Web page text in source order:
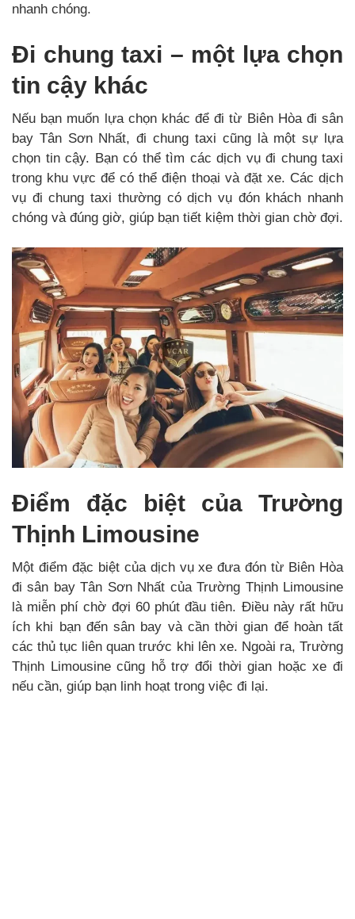
nhanh chóng.
Đi chung taxi – một lựa chọn
tin cậy khác
Nếu bạn muốn lựa chọn khác để đi từ Biên Hòa đi sân
bay Tân Sơn Nhất, đi chung taxi cũng là một sự lựa
chọn tin cậy. Bạn có thể tìm các dịch vụ đi chung taxi
trong khu vực để có thể điện thoại và đặt xe. Các dịch
vụ đi chung taxi thường có dịch vụ đón khách nhanh
chóng và đúng giờ, giúp bạn tiết kiệm thời gian chờ đợi.
Điểm đặc biệt của Trường
Thịnh Limousine
Một điểm đặc biệt của dịch vụ xe đưa đón từ Biên Hòa
đi sân bay Tân Sơn Nhất của Trường Thịnh Limousine
là miễn phí chờ đợi 60 phút đầu tiên. Điều này rất hữu
ích khi bạn đến sân bay và cần thời gian để hoàn tất
các thủ tục liên quan trước khi lên xe. Ngoài ra, Trường
Thịnh Limousine cũng hỗ trợ đổi thời gian hoặc xe đi
nếu cần, giúp bạn linh hoạt trong việc đi lại.